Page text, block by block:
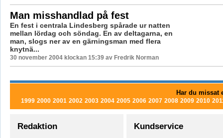
Man misshandlad på fest
En fest i centrala Lindesberg spårade ur natten
mellan lördag och söndag. En av deltagarna, en
man, slogs ner av en gärningsman med flera
knytnä...
30 november 2004 klockan 15:39 av Fredrik Norman
Har du missat
1999 2000 2001 2002 2003 2004 2005 2006 2007 2008 2009 2010
Redaktion Kundservice